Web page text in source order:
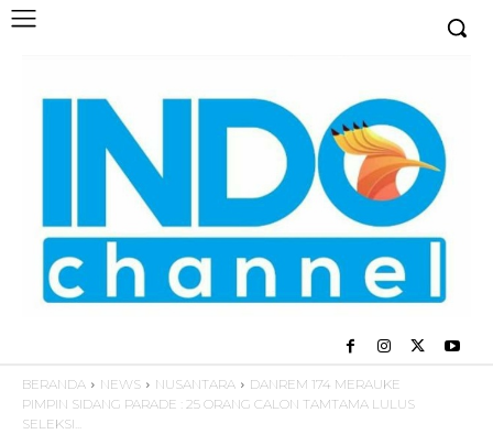
BERANDA NEWS NUSANTARA
DANREM 174 MERAUKE
PIMPIN SIDANG PARADE : 25 ORANG CALON TAMTAMA LULUS
SELEKSI...